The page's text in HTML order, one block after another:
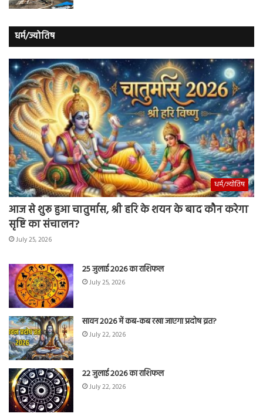
धर्म/ज्योतिष
धर्म/ज्योतिष
आज से शुरू हुआ चातुर्मास, श्री हरि के शयन के बाद कौन करेगा
सृष्टि का संचालन?
July 25, 2026
25 जुलाई 2026 का राशिफल
July 25, 2026
सावन 2026 में कब-कब रखा जाएगा प्रदोष व्रत?
July 22, 2026
22 जुलाई 2026 का राशिफल
July 22, 2026